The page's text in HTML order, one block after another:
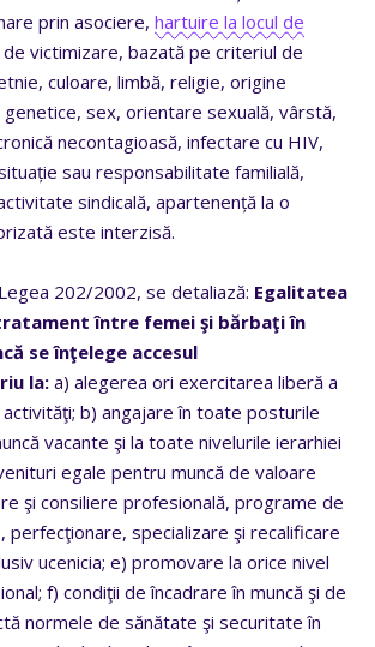
prin asociere,hartuire la locul de
victimizare, bazată pe criteriul de
culoare, limbă, religie, origine
sex, orientare sexuală, vârstă,
necontagioasă, infectare cu HIV,
sau responsabilitate familială,
sindicală, apartenență la o
este interzisă.
202/2002, se detaliază: Egalitatea
între femei şi bărbaţi în
se înţelege accesul
la: a) alegerea ori exercitarea liberă a
b) angajare în toate posturile
vacante şi la toate nivelurile ierarhiei
egale pentru muncă de valoare
şi consiliere profesională, programe de
perfecţionare, specializare şi recalificare
ucenicia; e) promovare la orice nivel
f) condiţii de încadrare în muncă şi de
normele de sănătate şi securitate în